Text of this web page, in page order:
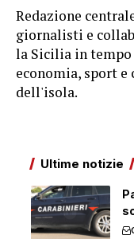
Redazione
giornalisti e
la Sicilia in tempo
economia, sport
dell'isola.
Ultime notizie